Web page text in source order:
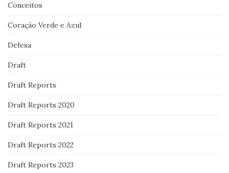
Conceitos
Coração Verde e Azul
Defesa
Draft
Draft Reports
Draft Reports 2020
Draft Reports 2021
Draft Reports 2022
Draft Reports 2023